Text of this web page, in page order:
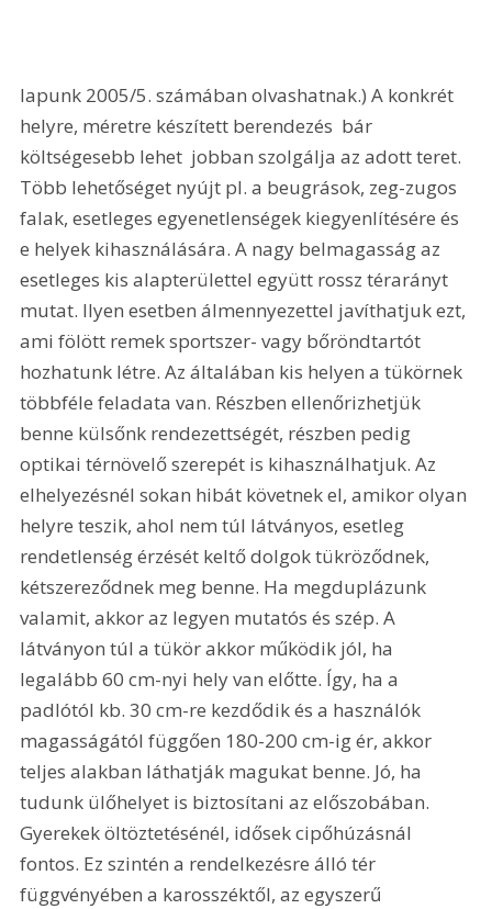
lapunk 2005/5. számában olvashatnak.) A konkrét
helyre, méretre készített berendezés  bár
költségesebb lehet  jobban szolgálja az adott teret.
Több lehetőséget nyújt pl. a beugrások, zeg-zugos
falak, esetleges egyenetlenségek kiegyenlítésére és
e helyek kihasználására. A nagy belmagasság az
esetleges kis alapterülettel együtt rossz térarányt
mutat. Ilyen esetben álmennyezettel javíthatjuk ezt,
ami fölött remek sportszer- vagy bőröndtartót
hozhatunk létre. Az általában kis helyen a tükörnek
többféle feladata van. Részben ellenőrizhetjük
benne külsőnk rendezettségét, részben pedig
optikai térnövelő szerepét is kihasználhatjuk. Az
elhelyezésnél sokan hibát követnek el, amikor olyan
helyre teszik, ahol nem túl látványos, esetleg
rendetlenség érzését keltő dolgok tükröződnek,
kétszereződnek meg benne. Ha megduplázunk
valamit, akkor az legyen mutatós és szép. A
látványon túl a tükör akkor működik jól, ha
legalább 60 cm-nyi hely van előtte. Így, ha a
padlótól kb. 30 cm-re kezdődik és a használók
magasságától függően 180-200 cm-ig ér, akkor
teljes alakban láthatják magukat benne. Jó, ha
tudunk ülőhelyet is biztosítani az előszobában.
Gyerekek öltöztetésénél, idősek cipőhúzásnál
fontos. Ez szintén a rendelkezésre álló tér
függvényében a karosszéktől, az egyszerű